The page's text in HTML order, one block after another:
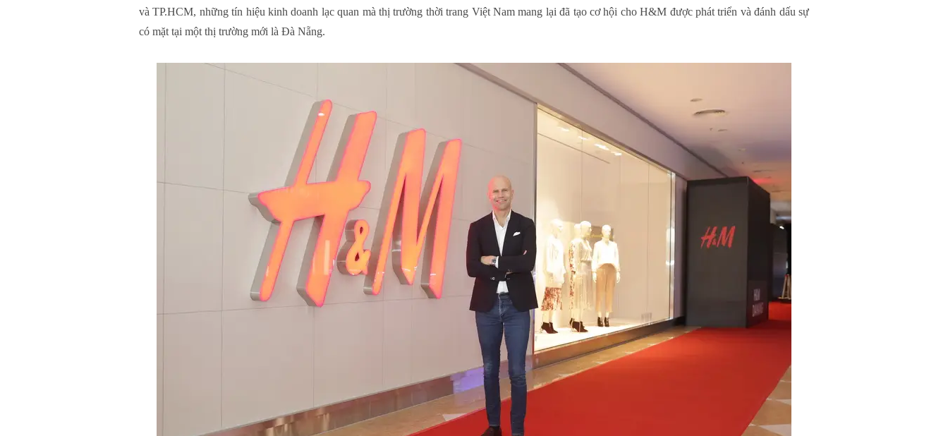
và TP.HCM, những tín hiệu kinh doanh lạc quan mà thị trường thời trang Việt Nam mang lại đã tạo cơ hội cho H&M được phát triển và đánh dấu sự
có mặt tại một thị trường mới là Đà Nẵng.